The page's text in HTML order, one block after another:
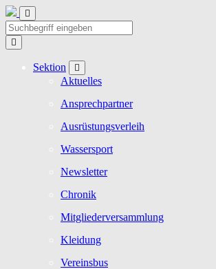
Sektion
Aktuelles
Ansprechpartner
Ausrüstungsverleih
Wassersport
Newsletter
Chronik
Mitgliederversammlung
Kleidung
Vereinsbus